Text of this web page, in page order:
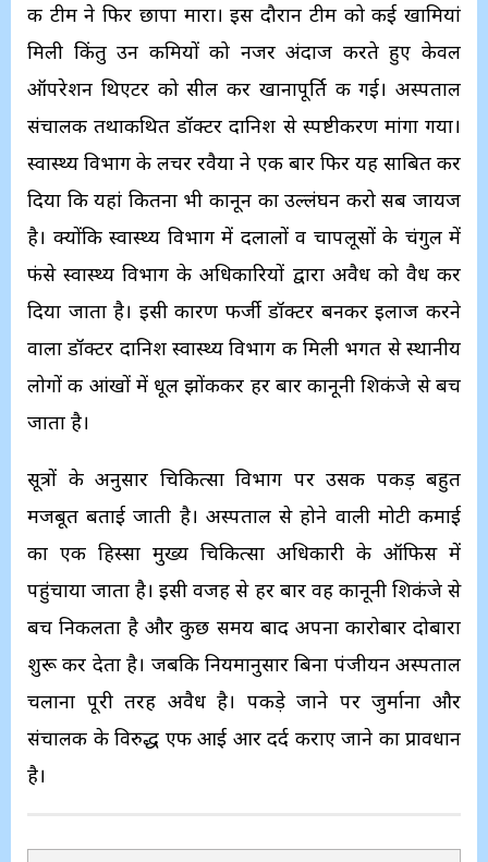
की टीम ने फिर छापा मारा। इस दौरान टीम को कई खामियां
मिली किंतु उन कमियों को नजर अंदाज करते हुए केवल
ऑपरेशन थिएटर को सील कर खानापूर्ति की गई। अस्पताल
संचालक तथाकथित डॉक्टर दानिश से स्पष्टीकरण मांगा गया।
स्वास्थ्य विभाग के लचर रवैया ने एक बार फिर यह साबित कर
दिया कि यहां कितना भी कानून का उल्लंघन करो सब जायज
है। क्योंकि स्वास्थ्य विभाग में दलालों व चापलूसों के चंगुल में
फंसे स्वास्थ्य विभाग के अधिकारियों द्वारा अवैध को वैध कर
दिया जाता है। इसी कारण फर्जी डॉक्टर बनकर इलाज करने
वाला डॉक्टर दानिश स्वास्थ्य विभाग की मिली भगत से स्थानीय
लोगों की आंखों में धूल झोंककर हर बार कानूनी शिकंजे से बच
जाता है।
सूत्रों के अनुसार चिकित्सा विभाग पर उसकी पकड़ बहुत
मजबूत बताई जाती है। अस्पताल से होने वाली मोटी कमाई
का एक हिस्सा मुख्य चिकित्सा अधिकारी के ऑफिस में
पहुंचाया जाता है। इसी वजह से हर बार वह कानूनी शिकंजे से
बच निकलता है और कुछ समय बाद अपना कारोबार दोबारा
शुरू कर देता है। जबकि नियमानुसार बिना पंजीयन अस्पताल
चलाना पूरी तरह अवैध है। पकड़े जाने पर जुर्माना और
संचालक के विरुद्ध एफ आई आर दर्द कराए जाने का प्रावधान
है।